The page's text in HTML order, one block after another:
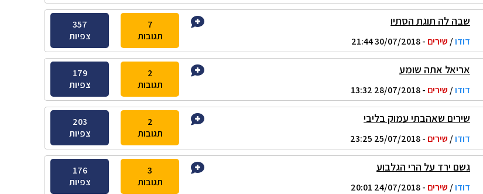
שבה לה תוגת הסתיו
דודו/שירים - 30/07/2018 21:44
7
תגובות
357
צפיות
אריאל אתה שומע
דודו/שירים - 28/07/2018 13:32
2
תגובות
179
צפיות
שירים שאהבתי עמוק בליבי
דודו/שירים - 25/07/2018 23:25
2
תגובות
203
צפיות
גשם ירד על הרי הגלבוע
דודו/שירים - 24/07/2018 20:01
3
תגובות
176
צפיות